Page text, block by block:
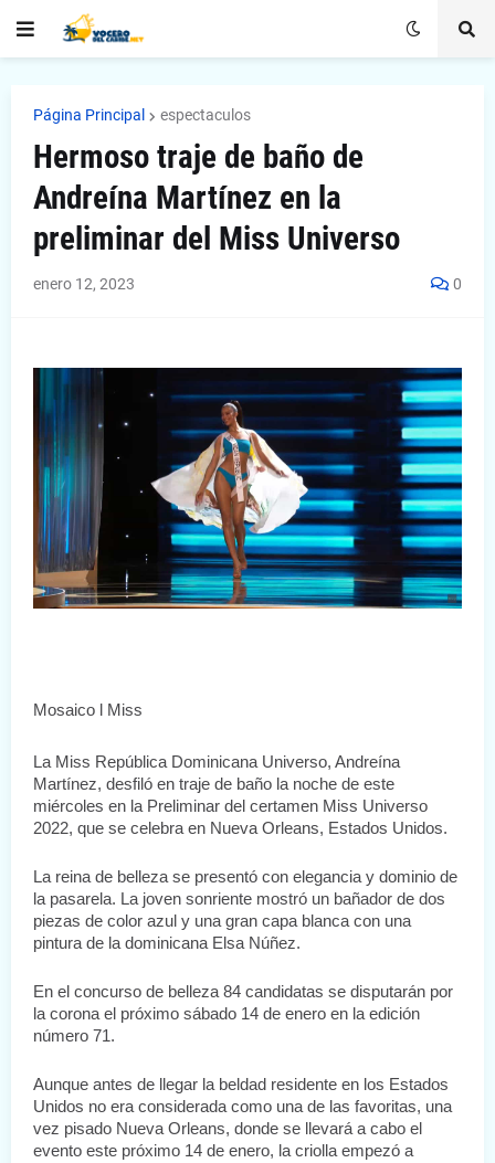
Página Principal espectaculos
Hermoso traje de baño de
Andreína Martínez en la
preliminar del Miss Universo
enero 12, 2023 0
Mosaico l Miss
La Miss República Dominicana Universo, Andreína
Martínez, desfiló en traje de baño la noche de este
miércoles en la Preliminar del certamen Miss Universo
2022, que se celebra en Nueva Orleans, Estados Unidos.
La reina de belleza se presentó con elegancia y dominio de
la pasarela. La joven sonriente mostró un bañador de dos
piezas de color azul y una gran capa blanca con una
pintura de la dominicana Elsa Núñez.
En el concurso de belleza 84 candidatas se disputarán por
la corona el próximo sábado 14 de enero en la edición
número 71.
Aunque antes de llegar la beldad residente en los Estados
Unidos no era considerada como una de las favoritas, una
vez pisado Nueva Orleans, donde se llevará a cabo el
evento este próximo 14 de enero, la criolla empezó a